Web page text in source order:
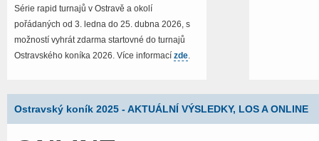
Série rapid turnajů v Ostravě a okolí
pořádaných od 3. ledna do 25. dubna 2026, s
možností vyhrát zdarma startovné do turnajů
Ostravského koníka 2026. Více informací zde.
Ostravský koník 2025 - AKTUÁLNÍ VÝSLEDKY, LOS A ONLINE